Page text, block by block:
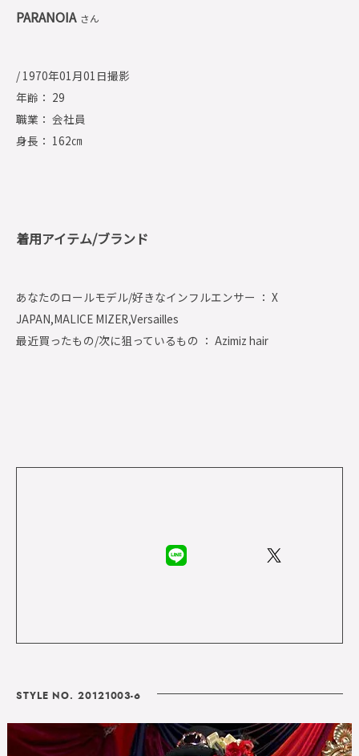
PARANOIA さん
/ 1970年01月01日撮影
年齢： 29
職業： 会社員
身長： 162㎝
着用アイテム/ブランド
あなたのロールモデル/好きなインフルエンサー ： X
JAPAN,MALICE MIZER,Versailles
最近買ったもの/次に狙っているもの ： Azimiz hair
STYLE NO. 20121003-6